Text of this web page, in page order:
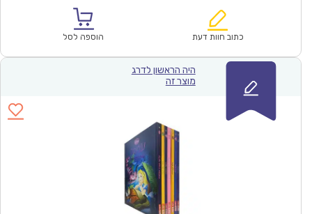
₪488.00.
הוא:
כתוב חוות דעת הוספה לסל
היה הראשון לדרג
מוצר זה